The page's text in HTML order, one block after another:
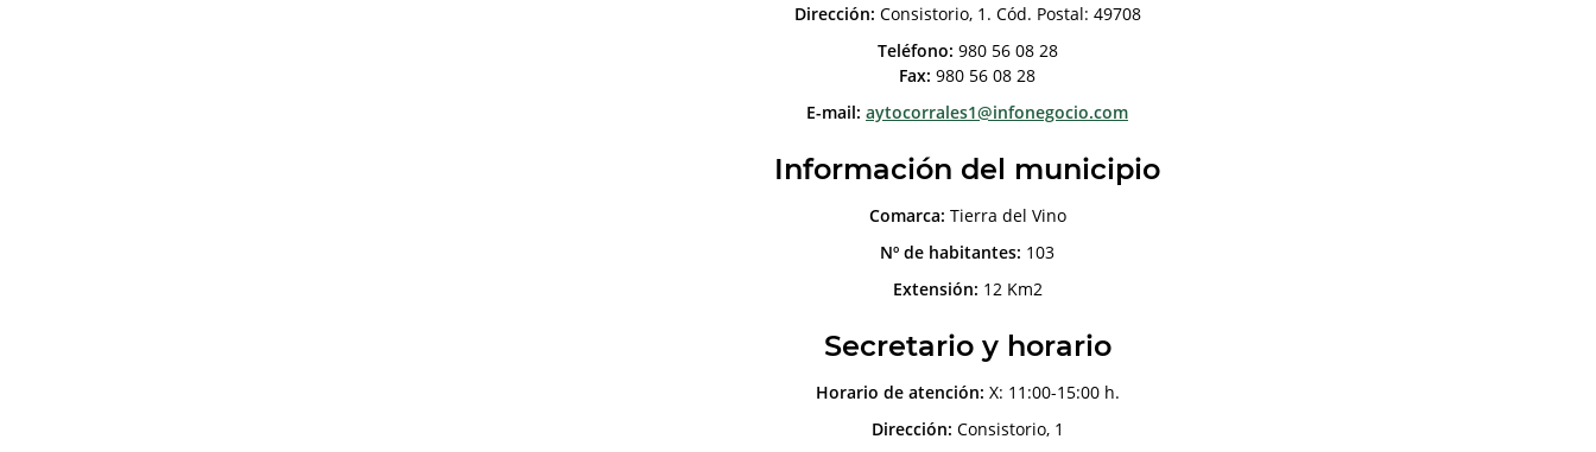
Dirección: Consistorio, 1. Cód. Postal: 49708
Teléfono: 980 56 08 28
Fax: 980 56 08 28
E-mail: aytocorrales1@infonegocio.com
Información del municipio
Comarca: Tierra del Vino
Nº de habitantes: 103
Extensión: 12 Km2
Secretario y horario
Horario de atención: X: 11:00-15:00 h.
Dirección: Consistorio, 1